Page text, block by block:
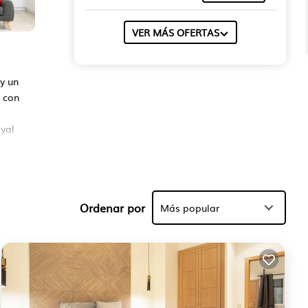
un
VER MÁS OFERTAS
Ordenar por Más popular